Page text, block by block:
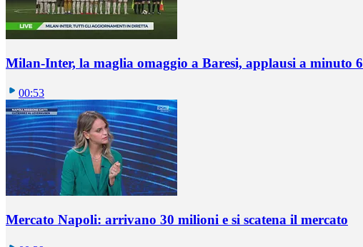
Milan-Inter, la maglia omaggio a Baresi, applausi a minuto 6
00:53
Mercato Napoli: arrivano 30 milioni e si scatena il mercato